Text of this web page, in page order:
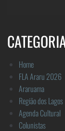
Home
FLA Araru 2026
Araruama
Região dos Lagos
Agenda Cultural
Colunistas